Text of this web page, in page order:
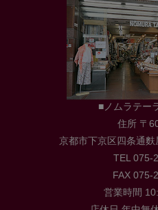
■ノムラテー
住所 〒
京都市下京区四条通
TEL 075-
FAX 075-
営業時間